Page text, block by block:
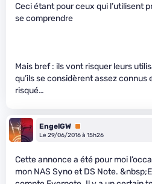
Ceci étant pour ceux qui l’utilisent
se comprendre
Mais bref : ils vont risquer leurs
qu’ils se considèrent assez
risqué…
EngelGW Premium
Le 29/06/2016 à 15h26
Cette annonce a été pour moi
mon NAS Syno et DS Note.